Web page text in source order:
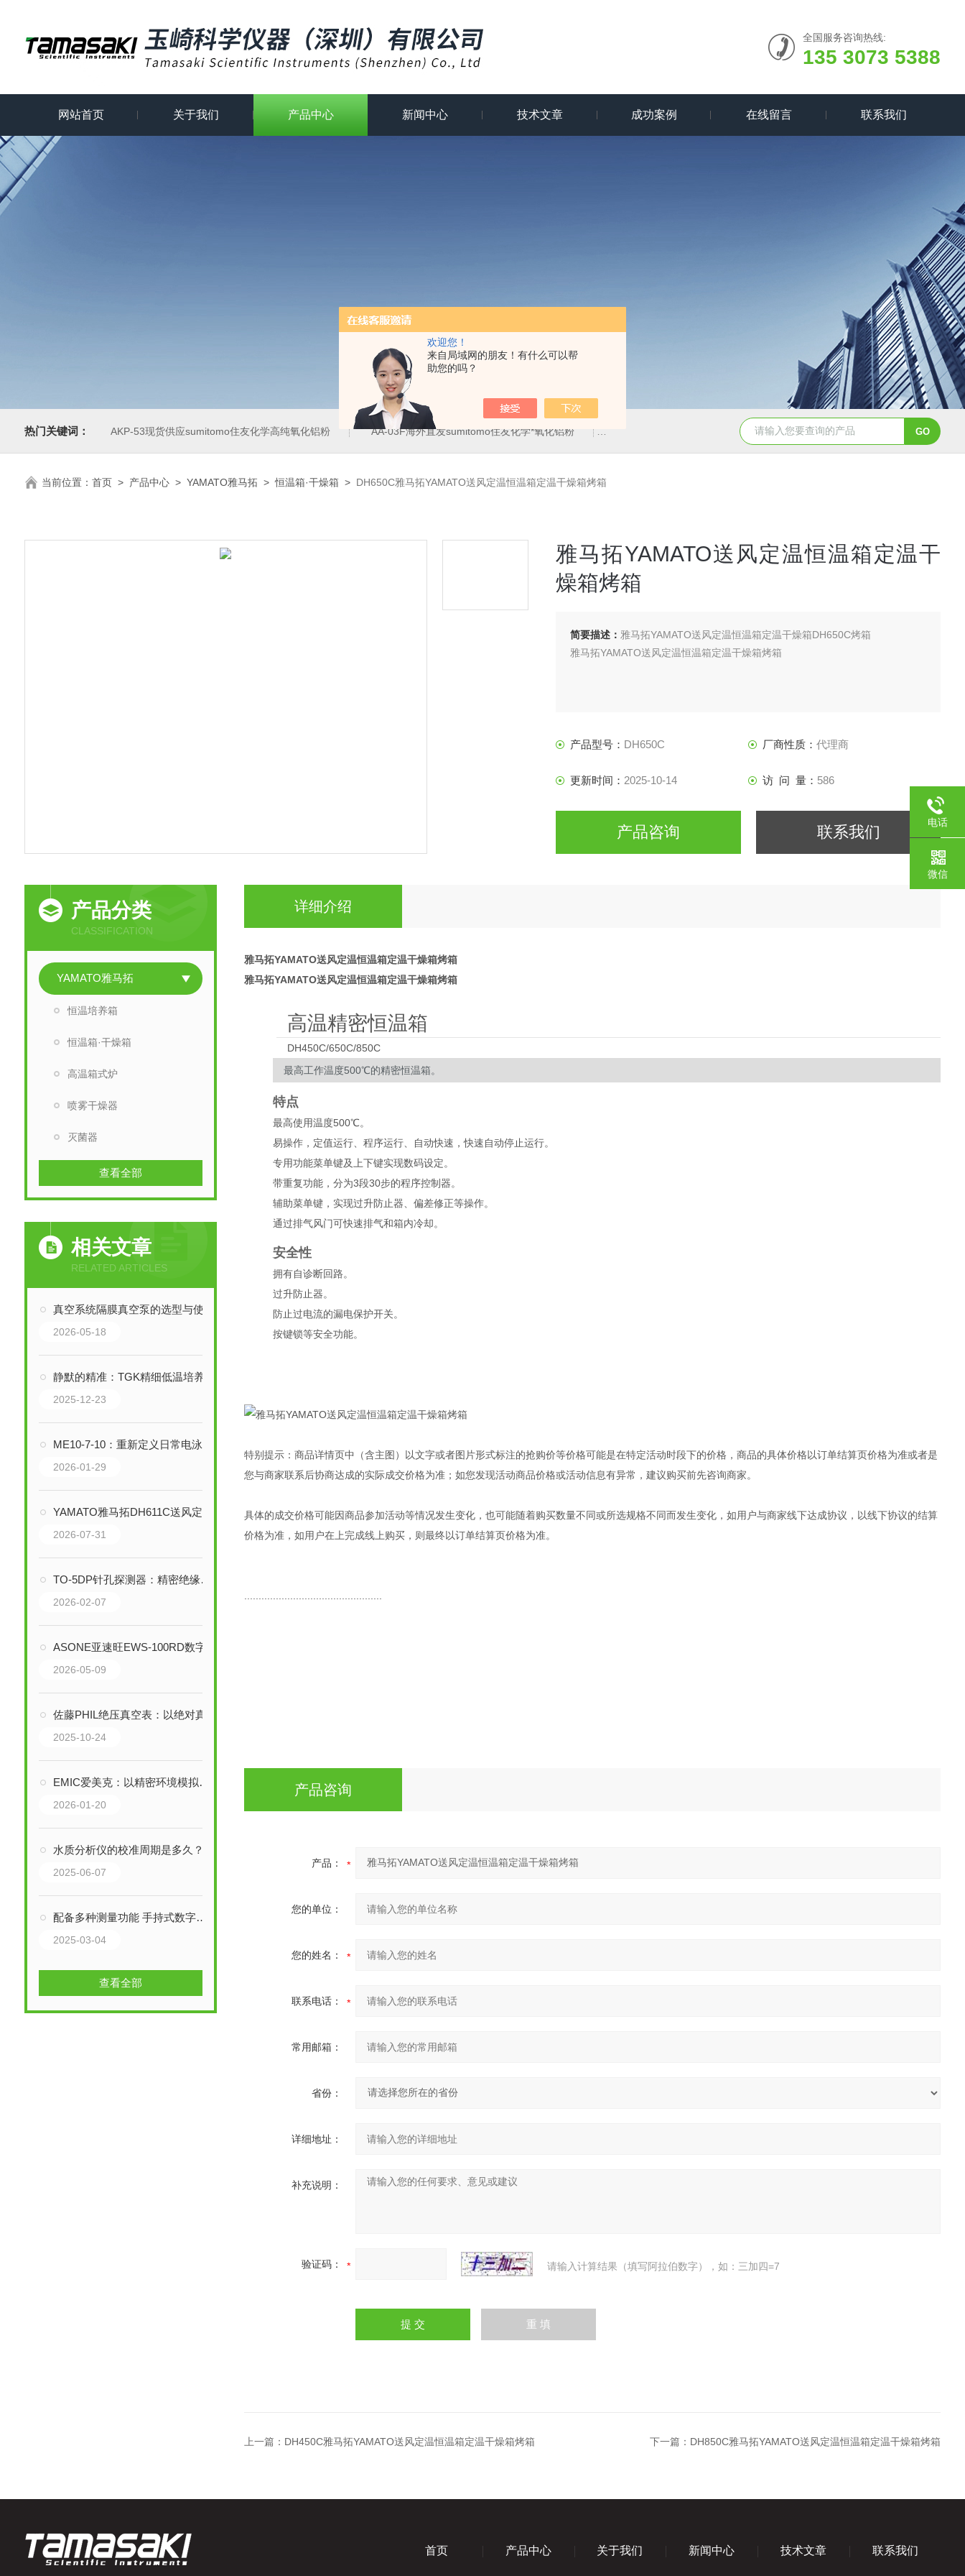
欢迎您！
来自局域网的朋友！有什么可以帮
助您的吗？
全国服务咨询热线:
135 3073 5388
网站首页 关于我们 产品中心 新闻中心 技术文章 成功案例 在线留言 联系我们
热门关键词： AKP-53现货供应sumitomo住友化学高纯氧化铝粉 AA-03F海外直发sumitomo住友化学*氧化铝粉 AA-2日本进口sumitomo住友化学*氧化铝粉 AA-07工业级精品
当前位置： 首页> 产品中心> YAMATO雅马拓 >恒温箱·干燥箱 > DH650C雅马拓YAMATO送风定温恒温箱定温干燥箱烤箱
雅马拓YAMATO送风定温恒温箱定温干
燥箱烤箱
简要描述： 雅马拓YAMATO送风定温恒温箱定温干燥箱DH650C烤箱
雅马拓YAMATO送风定温恒温箱定温干燥箱烤箱
产品型号： DH650C 厂商性质：代理商
更新时间： 2025-10-14 访 问 量： 586
产品咨询 联系我们
产品分类
CLASSIFICATION
YAMATO雅马拓
恒温培养箱
恒温箱·干燥箱
高温箱式炉
喷雾干燥器
灭菌器
查看全部
相关文章
RELATED ARTICLES
真空系统隔膜真空泵的选型与使用注意事项
2026-05-18
静默的精准：TGK精细低温培养箱如何以“冷”技术定义精密实验的基准
2025-12-23
ME10-7-10：重新定义日常电泳效率与可靠性的紧凑型技术
2026-01-29
YAMATO雅马拓DH611C送风定温恒温箱的工作原理
2026-07-31
TO-5DP针孔探测器：精密绝缘薄膜的“微米级”质量卫士
2026-02-07
ASONE亚速旺EWS-100RD数字EC水浴型磁力搅拌机技术深度解析
2026-05-09
佐藤PHIL绝压真空表：以绝对真空为基准的精密测量利器
2025-10-24
EMIC爱美克：以精密环境模拟技术，驱动现代工业的可靠性与创新
2026-01-20
水质分析仪的校准周期是多久？
2025-06-07
配备多种测量功能 手持式数字紫外线强度计 UVR-300
2025-03-04
查看全部
详细介绍
雅马拓YAMATO送风定温恒温箱定温干燥箱烤箱
雅马拓YAMATO送风定温恒温箱定温干燥箱烤箱
高温精密恒温箱
DH450C/650C/850C
最高工作温度500℃的精密恒温箱。
特点
最高使用温度500℃。
易操作，定值运行、程序运行、自动快速，快速自动停止运行。
专用功能菜单键及上下键实现数码设定。
带重复功能，分为3段30步的程序控制器。
辅助菜单键，实现过升防止器、偏差修正等操作。
通过排气风门可快速排气和箱内冷却。
安全性
拥有自诊断回路。
过升防止器。
防止过电流的漏电保护开关。
按键锁等安全功能。
特别提示：商品详情页中（含主图）以文字或者图片形式标注的抢购价等价格可能是在特定活动时段下的价格，商品的具体价格以订单结算页价格为准或者是
您与商家联系后协商达成的实际成交价格为准；如您发现活动商品价格或活动信息有异常，建议购买前先咨询商家。
具体的成交价格可能因商品参加活动等情况发生变化，也可能随着购买数量不同或所选规格不同而发生变化，如用户与商家线下达成协议，以线下协议的结算
价格为准，如用户在上完成线上购买，则最终以订单结算页价格为准。
产品咨询
产品：
您的单位：
您的姓名：
联系电话：
常用邮箱：
省份：
详细地址：
补充说明：
验证码： 请输入计算结果（填写阿拉伯数字），如：三加四=7
上一篇： DH450C雅马拓YAMATO送风定温恒温箱定温干燥箱烤箱 下一篇： DH850C雅马拓YAMATO送风定温恒温箱定温干燥箱烤箱
首页 产品中心 关于我们 新闻中心 技术文章 联系我们
电话
微信